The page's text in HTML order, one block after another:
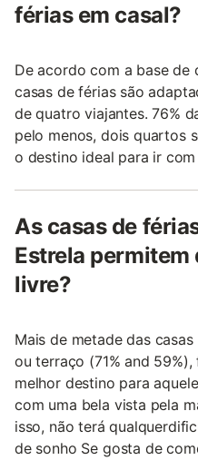
férias em casal?
De acordo com a base de
casas de férias são
de quatro viajantes. 76%
pelo menos, dois quartos
o destino ideal para ir
As casas de
Estrela
livre?
Mais de metade das
ou terraço (71% and
melhor destino para
com uma bela vista pela
isso, não terá
de sonho Se gosta de